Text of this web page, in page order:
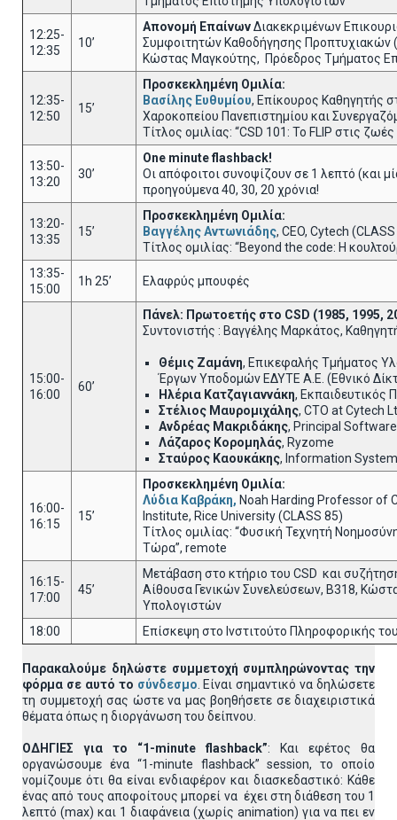
12:25-
12:35
10’
Απονομή ΕπαίνωνΔιακεκριμένων
Συμφοιτητών Καθοδήγησης Προπτυχιακών
Κώστας Μαγκούτης, Πρόεδρος Τμήματος
12:35-
12:50
15’
Προσκεκλημένη Ομιλία:
Βασίλης Ευθυμίου, Επίκουρος Καθηγητής
Χαροκοπείου Πανεπιστημίου και
Τίτλος ομιλίας: “CSD 101: Το FLIP στις ζωές
13:50-
13:20
30’
One minute flashback!
Οι απόφοιτοι συνοψίζουν σε 1 λεπτό (και
προηγούμενα 40, 30, 20 χρόνια!
13:20-
13:35
15’
Προσκεκλημένη Ομιλία:
Βαγγέλης Αντωνιάδης, CEO, Cytech
Τίτλος ομιλίας: “Beyond the code: Η
13:35-
15:00
1h 25’ Ελαφρύς μπουφές
15:00-
16:00
60’
Πάνελ: Πρωτοετής στο CSD (1985, 1995,
Συντονιστής : Βαγγέλης Μαρκάτος,
Θέμις Ζαμάνη, Επικεφαλής Τμήματος
Έργων Υποδομών ΕΔΥΤΕ A.E. (Εθνικό
Ηλέρια Κατζαγιαννάκη, Εκπαιδευτικός
Στέλιος Μαυρομιχάλης, CTO at Cytech
Ανδρέας Μακριδάκης, Principal
Λάζαρος Κορομηλάς, Ryzome
Σταύρος Καουκάκης, Information
16:00-
16:15
15’
Προσκεκλημένη Ομιλία:
Λύδια Καβράκη, Noah Harding Professor of
Institute, Rice University (CLASS 85)
Τίτλος ομιλίας: “Φυσική Τεχνητή
Τώρα”, remote
16:15-
17:00
45’
Μετάβαση στο κτήριο του CSD και
Αίθουσα Γενικών Συνελεύσεων, B318,
Υπολογιστών
18:00
Επίσκεψη στο Ινστιτούτο Πληροφορικής
Παρακαλούμε δηλώστε συμμετοχή συμπληρώνοντας την
φόρμα σε αυτό το σύνδεσμο . Είναι σημαντικό να δηλώσετε
τη συμμετοχή σας ώστε να μας βοηθήσετε σε διαχειριστικά
θέματα όπως η διοργάνωση του δείπνου.
ΟΔΗΓΙΕΣ για το “1-minute flashback”: Και εφέτος θα
οργανώσουμε ένα “1-minute flashback” session, το οποίο
νομίζουμε ότι θα είναι ενδιαφέρον και διασκεδαστικό: Κάθε
ένας από τους αποφοίτους μπορεί να έχει στη διάθεση του 1
λεπτό (max) και 1 διαφάνεια (χωρίς animation) για να πει εν